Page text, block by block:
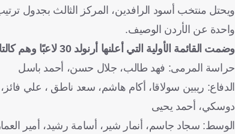
واحدة عن الأردن الوصيف.
وضمت القائمة الأولية التي أعلنها أرنولد 30 لاعبًا وهم كالتالي:
حراسة المرمى: فهد طالب، جلال حسن، أحمد باسل
الدفاع: ريبين سولاقا، أكام هاشم، سعد ناطق ،
دوسكي، أحمد يحيى
الوسط: سجاد جاسم، أنمار شير، أسامة رشيد، أمير